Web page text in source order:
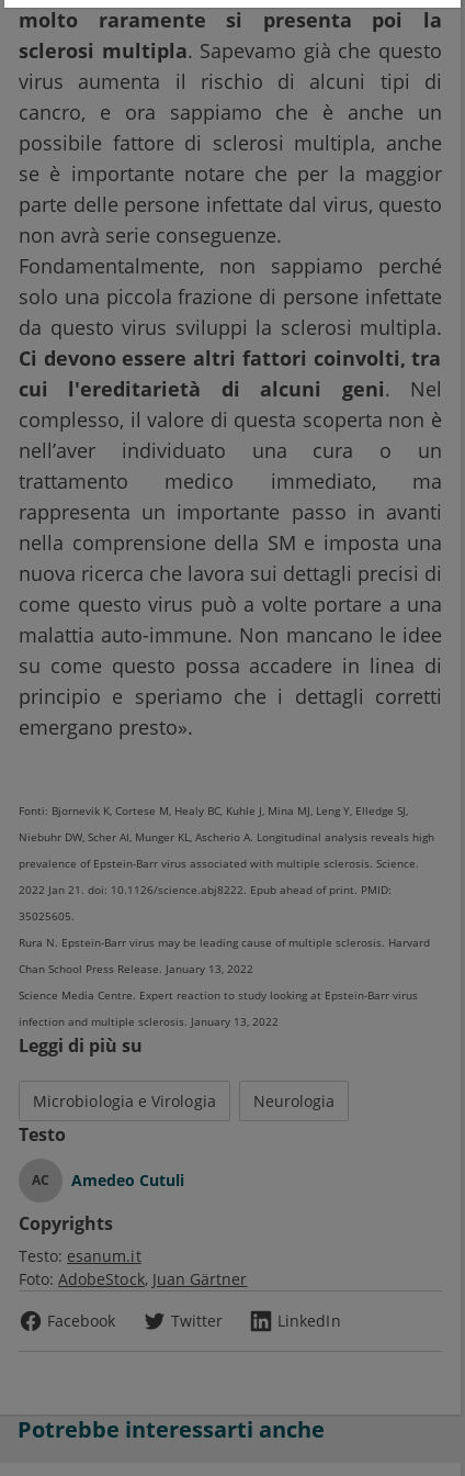
molto raramente si presenta poi la
sclerosi multipla. Sapevamo già che questo
virus aumenta il rischio di alcuni tipi di
cancro, e ora sappiamo che è anche un
possibile fattore di sclerosi multipla, anche
se è importante notare che per la maggior
parte delle persone infettate dal virus, questo
non avrà serie conseguenze.
Fondamentalmente, non sappiamo perché
solo una piccola frazione di persone infettate
da questo virus sviluppi la sclerosi multipla.
Ci devono essere altri fattori coinvolti, tra
cui l'ereditarietà di alcuni geni. Nel
complesso, il valore di questa scoperta non è
nell’aver individuato una cura o un
trattamento medico immediato, ma
rappresenta un importante passo in avanti
nella comprensione della SM e imposta una
nuova ricerca che lavora sui dettagli precisi di
come questo virus può a volte portare a una
malattia auto-immune. Non mancano le idee
su come questo possa accadere in linea di
principio e speriamo che i dettagli corretti
emergano presto».
Fonti: Bjornevik K, Cortese M, Healy BC, Kuhle J, Mina MJ, Leng Y, Elledge SJ,
Niebuhr DW, Scher AI, Munger KL, Ascherio A. Longitudinal analysis reveals high
prevalence of Epstein-Barr virus associated with multiple sclerosis. Science.
2022 Jan 21. doi: 10.1126/science.abj8222. Epub ahead of print. PMID:
35025605.
Rura N. Epstein-Barr virus may be leading cause of multiple sclerosis. Harvard
Chan School Press Release. January 13, 2022
Science Media Centre. Expert reaction to study looking at Epstein-Barr virus
infection and multiple sclerosis. January 13, 2022
Leggi di più su
Microbiologia e Virologia Neurologia
Testo
AC Amedeo Cutuli
Copyrights
Testo: esanum.it
Foto: AdobeStock Juan Gärtner
Facebook
Twitter LinkedIn
Potrebbe interessarti anche